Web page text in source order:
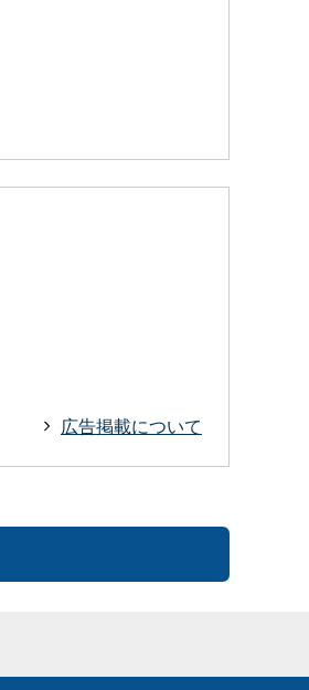
広告掲載について